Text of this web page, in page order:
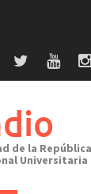
de la
Universitaria